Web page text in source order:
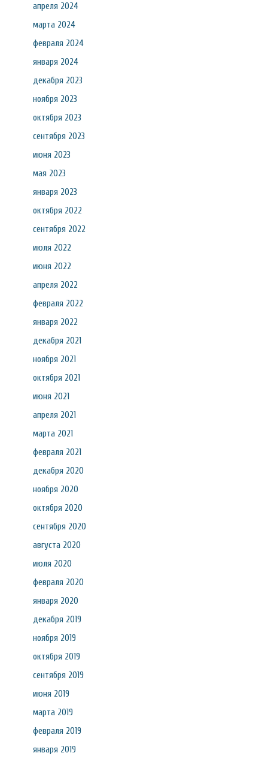
апреля 2024
марта 2024
февраля 2024
января 2024
декабря 2023
ноября 2023
октября 2023
сентября 2023
июня 2023
мая 2023
января 2023
октября 2022
сентября 2022
июля 2022
июня 2022
апреля 2022
февраля 2022
января 2022
декабря 2021
ноября 2021
октября 2021
июня 2021
апреля 2021
марта 2021
февраля 2021
декабря 2020
ноября 2020
октября 2020
сентября 2020
августа 2020
июля 2020
февраля 2020
января 2020
декабря 2019
ноября 2019
октября 2019
сентября 2019
июня 2019
марта 2019
февраля 2019
января 2019